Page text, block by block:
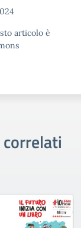
articolo è